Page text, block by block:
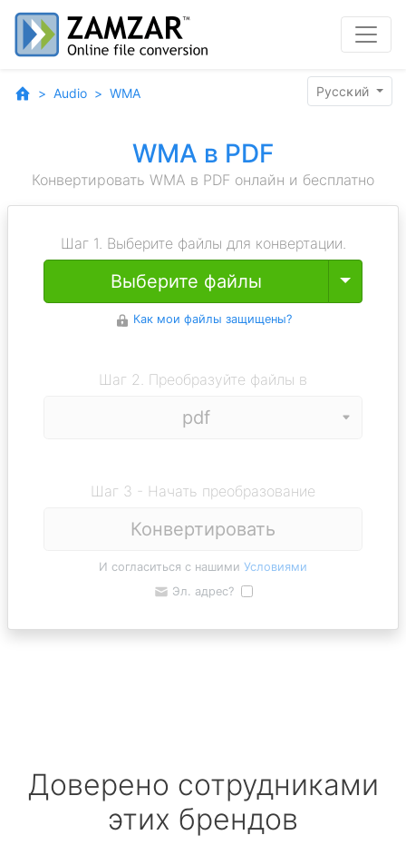
Audio WMA Pyccĸий
WMA в PDF
Конвертировать WMA в PDF онлайн и бесплатно
Шаг 1. Выберите файлы для конвертации.
Выберите файлы Toggle
Как мои файлы защищены?
Шаг 2. Преобразуйте файлы в
Шаг 3 - Начать преобразование
Конвертировать
И согласиться с нашими Условиями
Эл. адрес?
Доверено сотрудниками
этих брендов